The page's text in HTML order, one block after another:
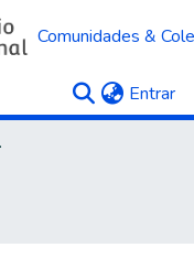
Comunidades &
Entrar